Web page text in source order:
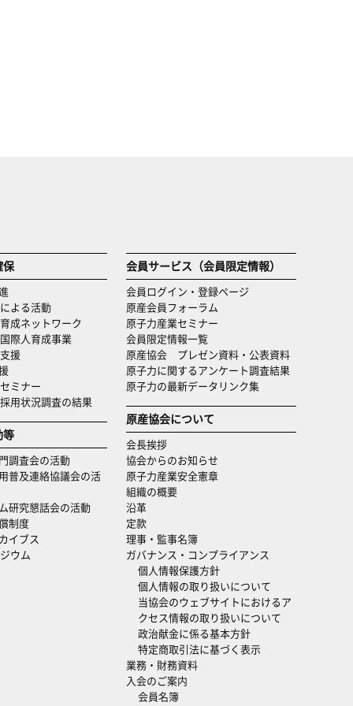
保
よる活動
成ネットワーク
際人育成事業
援
ミナー
用状況調査の結果
等
調査会の活動
普及連絡協議会の活
研究懇話会の活動
制度
イブス
ウム
会員サービス（会員限定情報）
会員ログイン・登録ページ
原産会員フォーラム
原子力産業セミナー
会員限定情報一覧
原産協会 プレゼン資料・公表資料
原子力に関するアンケート調査結果
原子力の最新データリンク集
原産協会について
会長挨拶
協会からのお知らせ
原子力産業安全憲章
組織の概要
沿革
定款
理事・監事名簿
ガバナンス・コンプライアンス
個人情報保護方針
個人情報の取り扱いについて
当協会のウェブサイトにおけるア
クセス情報の取り扱いについて
政治献金に係る基本方針
特定商取引法に基づく表示
業務・財務資料
入会のご案内
会員名簿